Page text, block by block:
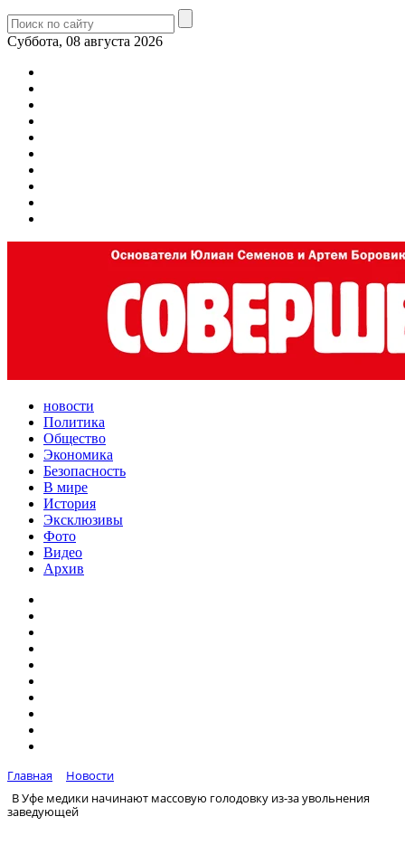
Суббота, 08 августа 2026
новости
Политика
Общество
Экономика
Безопасность
В мире
История
Эксклюзивы
Фото
Видео
Архив
Главная
Новости
В Уфе медики начинают массовую голодовку из-за увольнения
заведующей